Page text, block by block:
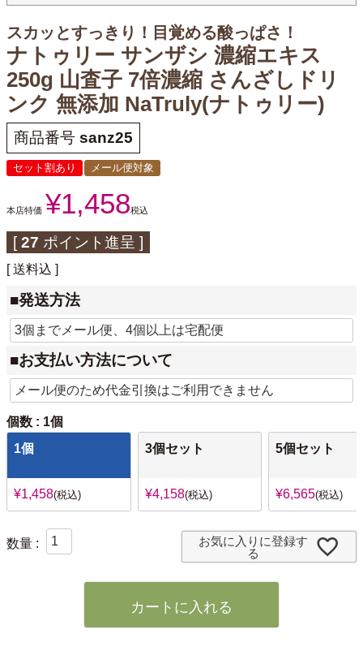
スカッとすっきり！目覚める酸っぱさ！
ナトゥリー サンザシ 濃縮エキス
250g 山査子 7倍濃縮 さんざしドリ
ンク 無添加 NaTruly(ナトゥリー)
商品番号 sanz25
セット割あり メール便対象
本店特価 ¥1,458税込
[ 27 ポイント進呈 ]
送料込
■発送方法
■お支払い方法について
個数
1個
1個
¥1,458 税込
3個セット
¥4,158 税込
5個セット
¥6,565 税込
お気に入りに登録す
る
カートに入れる